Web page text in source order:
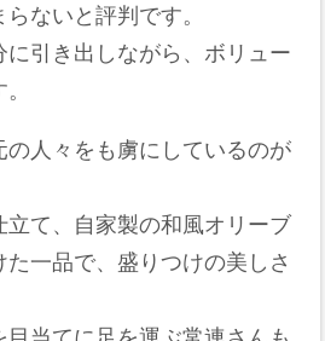
ないと評判です。
引き出しながら、ボリュー
の人々をも虜にしているのが
立て、自家製の和風オリーブ
一品で、盛りつけの美しさ